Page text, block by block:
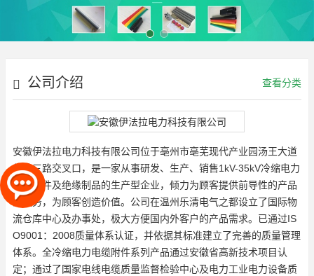
公司介绍 查看分类
安徽伊法拉电力科技有限公司位于亳州市亳芜现代产业园汤王大道
与纬三路交叉口，是一家从事研发、生产、销售1kV-35kV冷缩电力
电缆附件及绝缘制品的生产型企业，倾力为顾客提供前导性的产品
的服务，为顾客创造价值。公司在温州乐清电气之都设立了国际物
流仓库中心及办事处，极大方便国内外客户的产品需求。已通过IS
O9001：2008质量体系认证，并依据其标准建立了完善的质量管理
体系。全冷缩电力电缆附件系列产品通过安徽省高新技术项目认
定；通过了国家电线电缆质量监督检验中心及电力工业电力设备质